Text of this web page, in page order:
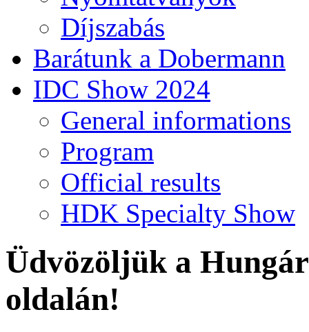
Díjszabás
Barátunk a Dobermann
IDC Show 2024
General informations
Program
Official results
HDK Specialty Show
Üdvözöljük a
oldalán!